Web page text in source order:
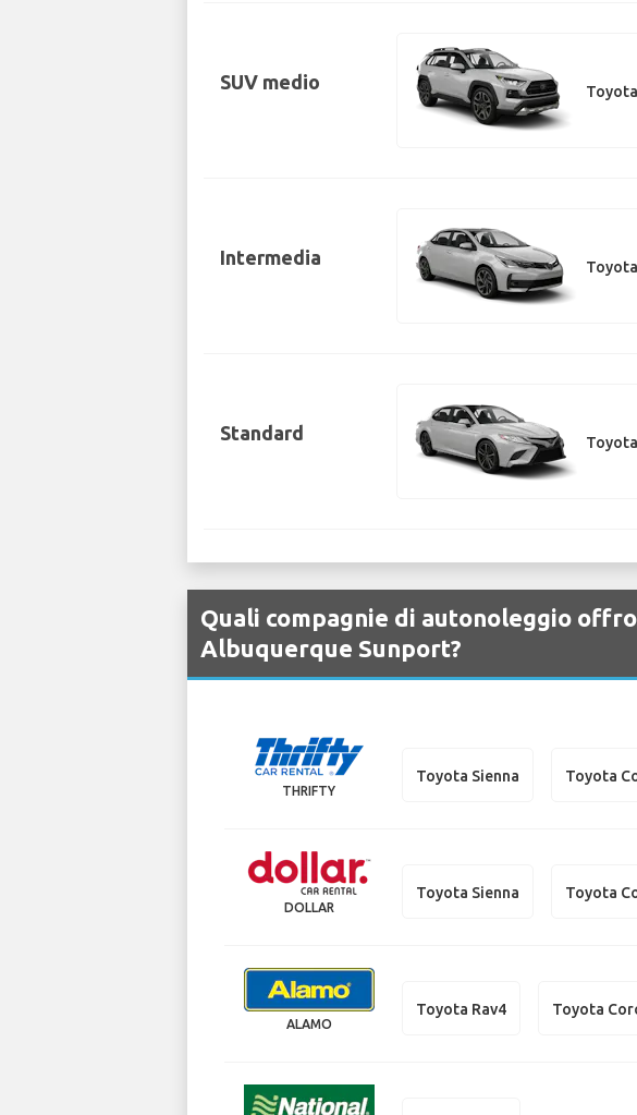
SUV medio
Intermedia
Standard
Quali compagnie di autonoleggio
Albuquerque Sunport?
THRIFTY
Toyota Sienna Toyota
DOLLAR
Toyota Sienna Toyota
ALAMO
Toyota Rav4 Toyota